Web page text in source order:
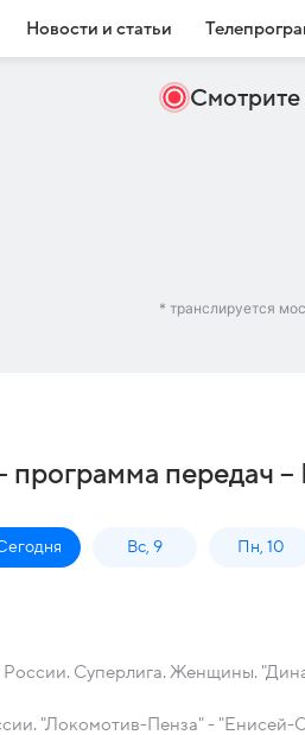
Новости и статьи
Смотрите
* транслируется
программа передач –
Вс, 9 Пн, 10
Суперлига. Женщины.
"Локомотив-Пенза" -